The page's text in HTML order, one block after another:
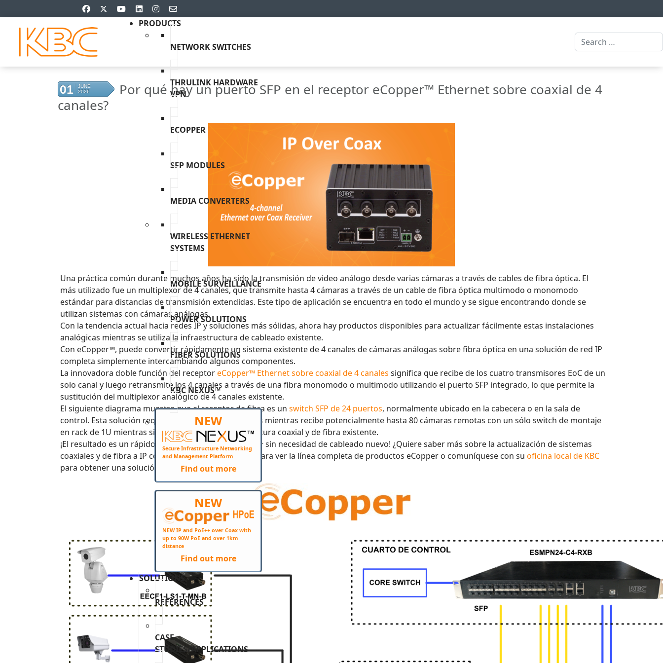
PRODUCTS
NETWORK SWITCHES
THRULINK HARDWARE
VPN
ECOPPER
SFP MODULES
MEDIA CONVERTERS
WIRELESS ETHERNET
SYSTEMS
MOBILE SURVEILLANCE
POWER SOLUTIONS
FIBER SOLUTIONS
KBC NEXUS™
NEW
Secure Infrastructure Networking
and Management Platform
Find out more
NEW
NEW IP and PoE++ over Coax with
up to 90W PoE and over 1km
distance
Find out more
SOLUTIONS
REFERENCES
CASE
STUDIES/APPLICATIONS
Search
01
JUNE
2026
Por qué hay un puerto SFP en el receptor eCopper™ Ethernet sobre coaxial de 4
canales?
Una práctica común durante muchos años ha sido la transmisión de video análogo desde varias cámaras a través de cables de fibra óptica. El
más utilizado fue un multiplexor de 4 canales, que transmite hasta 4 cámaras a través de un cable de fibra óptica multimodo o monomodo
estándar para distancias de transmisión extendidas. Este tipo de aplicación se encuentra en todo el mundo y se sigue encontrando donde se
utilizan sistemas con cámaras análogas.
Con la tendencia actual hacia redes IP y soluciones más sólidas, ahora hay productos disponibles para actualizar fácilmente estas instalaciones
analógicas mientras se utiliza la infraestructura de cableado existente.
Con eCopper™, puede convertir rápidamente un sistema existente de 4 canales de cámaras análogas sobre fibra óptica en una solución de red IP
completa simplemente intercambiando algunos componentes.
La innovadora doble función del receptoreCopper™ Ethernet sobre coaxial de 4 canales significa que recibe de los cuatro transmisores EoC de un
solo canal y luego retransmite los 4 canales a través de una fibra monomodo o multimodo utilizando el puerto SFP integrado, lo que permite la
sustitución del multiplexor analógico de 4 canales existente.
El siguiente diagrama muestra que el receptor de fibra es un switch SFP de 24 puertos, normalmente ubicado en la cabecera o en la sala de
control. Esta solución requiere componentes mínimos mientras recibe potencialmente hasta 80 cámaras remotas con un sólo switch de montaje
en rack de 1U mientras sigue utilizando la infraestructura coaxial y de fibra existente.
¡El resultado es un rápido diseño habilitado para POE+ sin necesidad de cableado nuevo! ¿Quiere saber más sobre la actualización de sistemas
coaxiales y de fibra a IP con eCopper?Haga clic aquí para ver la línea completa de productos eCopper o comuníquese con su oficina local de KBC
para obtener una solución personalizada.